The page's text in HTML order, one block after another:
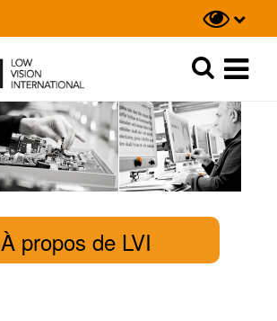
Recherche
À propos de LVI